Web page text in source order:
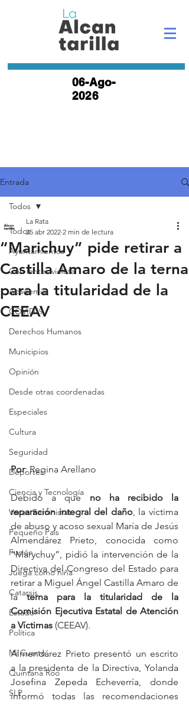
06-Ago-
2026
Entrada
Todos
Ayuntamientos
Con lentes violeta
Academia
COVID19
Derechos Humanos
Municipios
Opinión
Desde otras coordenadas
Especiales
Cultura
Seguridad
Deportes
Ciencia y Tecnología
Voces Feministas
Pequeño País
Fusión
Juega como niña
Catarsis
Estado
Política
Mi Cuarto
Quintana Roo
SLP
Todos
“Marichuy” pide retirar a
Castilla Amaro de la terna
para la titularidad de la
CEEAV
La Rata
25 abr 2022 2 min de lectura
Por: Regina Arellano
Debido a que no ha recibido la
reparación integral del daño, la víctima
de abuso y acoso sexual María de Jesús
Almendárez Prieto, conocida como
“Marychuy”, pidió la intervención de la
Directiva del Congreso del Estado para
retirar a Miguel Ángel Castilla Amaro de
la terna para la titularidad de la
Comisión Ejecutiva Estatal de Atención
a Víctimas (CEEAV).
Almendárez Prieto presentó un escrito
a la presidenta de la Directiva, Yolanda
Josefina Zepeda Echeverría, donde
informó todas las recomendaciones